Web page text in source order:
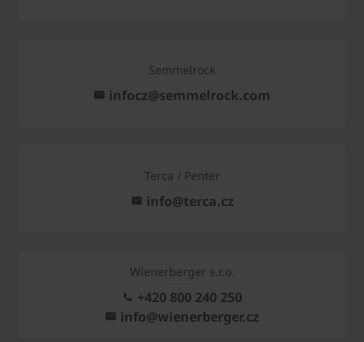
Semmelrock
infocz@semmelrock.com
Terca / Penter
info@terca.cz
Wienerberger s.r.o.
+420 800 240 250
info@wienerberger.cz